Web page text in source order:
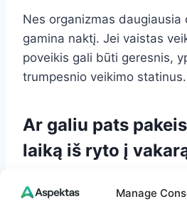
Manage
Nes organizmas daugiausia
gamina naktį. Jei vaistas
poveikis gali būti geresnis,
trumpesnio veikimo statinus.
Ar galiu pats
laiką iš ryto į
svarbu žinoti, kokį statiną